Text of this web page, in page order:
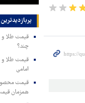
چند؟
امامی
همزمان